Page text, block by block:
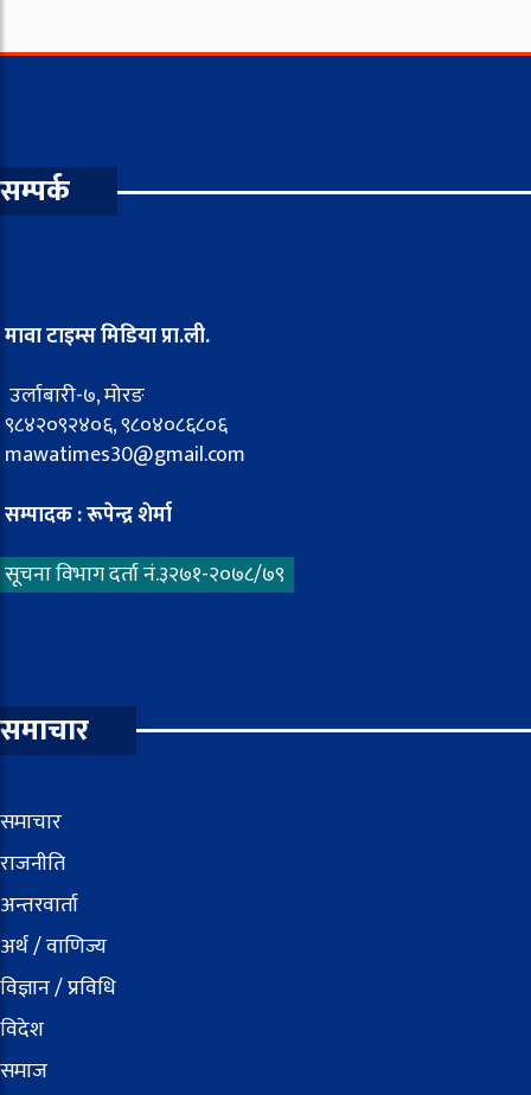
सम्पर्क
मावा टाइम्स मिडिया प्रा.ली.
उर्लाबारी-७, मोरङ
९८४२०९२४०६, ९८०४०८६८०६
mawatimes30@gmail.com
सम्पादक : रूपेन्द्र शेर्मा
सूचना विभाग दर्ता नं.३२७१-२०७८/७९
समाचार
समाचार
राजनीति
अन्तरवार्ता
अर्थ / वाणिज्य
विज्ञान / प्रविधि
विदेश
समाज